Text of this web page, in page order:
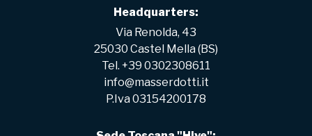
Headquarters:
Via Renolda, 43
25030 Castel Mella (BS)
Tel. +39 0302308611
info@masserdotti.it
P.Iva 03154200178